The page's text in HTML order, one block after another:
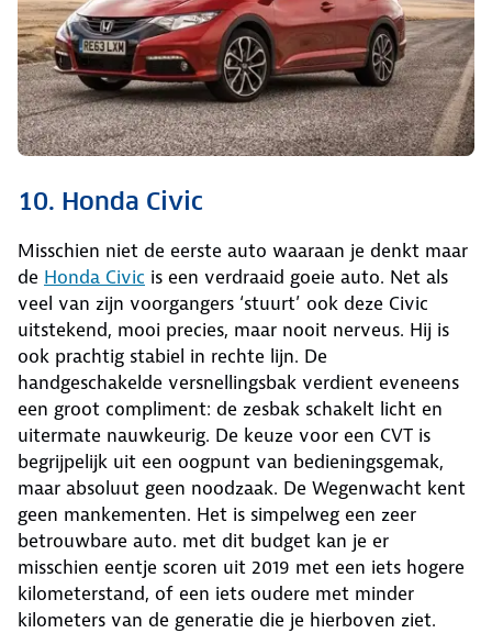
10. Honda Civic
Misschien niet de eerste auto waaraan je denkt maar
de Honda Civic is een verdraaid goeie auto. Net als
veel van zijn voorgangers ‘stuurt’ ook deze Civic
uitstekend, mooi precies, maar nooit nerveus. Hij is
ook prachtig stabiel in rechte lijn. De
handgeschakelde versnellingsbak verdient eveneens
een groot compliment: de zesbak schakelt licht en
uitermate nauwkeurig. De keuze voor een CVT is
begrijpelijk uit een oogpunt van bedieningsgemak,
maar absoluut geen noodzaak. De Wegenwacht kent
geen mankementen. Het is simpelweg een zeer
betrouwbare auto. met dit budget kan je er
misschien eentje scoren uit 2019 met een iets hogere
kilometerstand, of een iets oudere met minder
kilometers van de generatie die je hierboven ziet.